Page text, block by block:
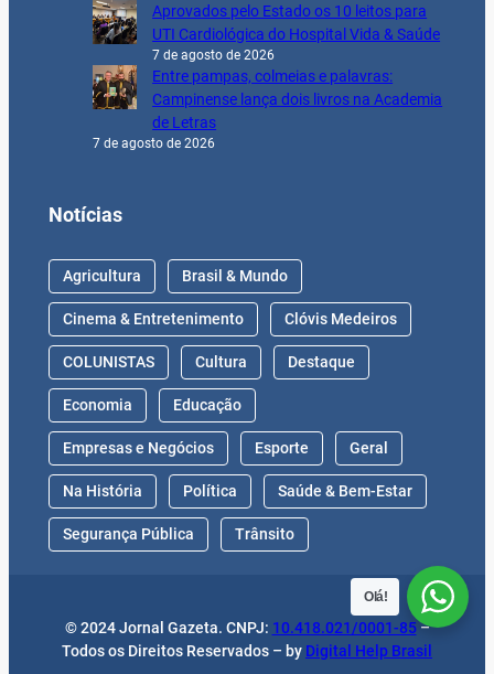
Aprovados pelo Estado os 10 leitos para
UTI Cardiológica do Hospital Vida & Saúde
7 de agosto de 2026
Entre pampas, colmeias e palavras:
Campinense lança dois livros na Academia
de Letras
7 de agosto de 2026
Notícias
Agricultura Brasil & Mundo
Cinema & Entretenimento Clóvis Medeiros
COLUNISTAS Cultura Destaque
Economia Educação
Empresas e Negócios Esporte Geral
Na História Política Saúde & Bem-Estar
Segurança Pública Trânsito
© 2024 Jornal Gazeta. CNPJ: 10.418.021/0001-85–
Todos os Direitos Reservados – by Digital Help Brasil
Olá!